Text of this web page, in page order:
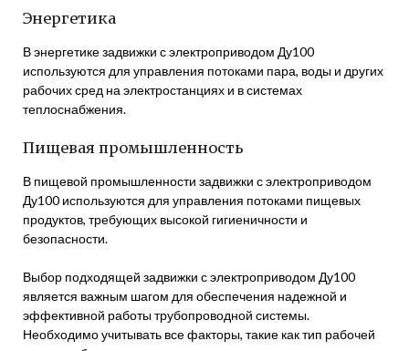
Энергетика
В энергетике задвижки с электроприводом Ду100
используются для управления потоками пара, воды и других
рабочих сред на электростанциях и в системах
теплоснабжения.
Пищевая промышленность
В пищевой промышленности задвижки с электроприводом
Ду100 используются для управления потоками пищевых
продуктов, требующих высокой гигиеничности и
безопасности.
Выбор подходящей задвижки с электроприводом Ду100
является важным шагом для обеспечения надежной и
эффективной работы трубопроводной системы.
Необходимо учитывать все факторы, такие как тип рабочей